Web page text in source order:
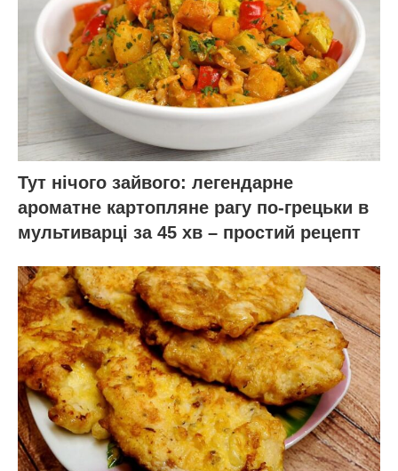
Тут нічого зайвого: легендарне
ароматне картопляне рагу по-грецьки в
мультиварці за 45 хв – простий рецепт